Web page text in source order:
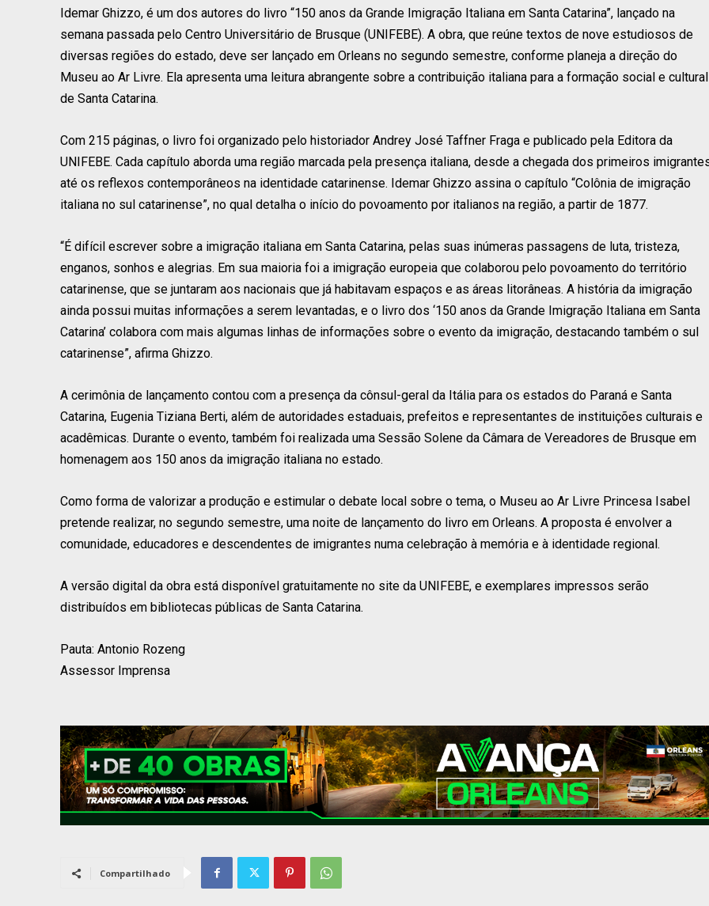
Idemar Ghizzo, é um dos autores do livro “150 anos da Grande Imigração Italiana em Santa Catarina”, lançado na
semana passada pelo Centro Universitário de Brusque (UNIFEBE). A obra, que reúne textos de nove estudiosos de
diversas regiões do estado, deve ser lançado em Orleans no segundo semestre, conforme planeja a direção do
Museu ao Ar Livre. Ela apresenta uma leitura abrangente sobre a contribuição italiana para a formação social e cultural
de Santa Catarina.
Com 215 páginas, o livro foi organizado pelo historiador Andrey José Taffner Fraga e publicado pela Editora da
UNIFEBE. Cada capítulo aborda uma região marcada pela presença italiana, desde a chegada dos primeiros
até os reflexos contemporâneos na identidade catarinense. Idemar Ghizzo assina o capítulo “Colônia de imigração
italiana no sul catarinense”, no qual detalha o início do povoamento por italianos na região, a partir de 1877.
“É difícil escrever sobre a imigração italiana em Santa Catarina, pelas suas inúmeras passagens de luta, tristeza,
enganos, sonhos e alegrias. Em sua maioria foi a imigração europeia que colaborou pelo povoamento do território
catarinense, que se juntaram aos nacionais que já habitavam espaços e as áreas litorâneas. A história da imigração
ainda possui muitas informações a serem levantadas, e o livro dos ‘150 anos da Grande Imigração Italiana em Santa
Catarina’ colabora com mais algumas linhas de informações sobre o evento da imigração, destacando também o sul
catarinense”, afirma Ghizzo.
A cerimônia de lançamento contou com a presença da cônsul-geral da Itália para os estados do Paraná e Santa
Catarina, Eugenia Tiziana Berti, além de autoridades estaduais, prefeitos e representantes de instituições culturais e
acadêmicas. Durante o evento, também foi realizada uma Sessão Solene da Câmara de Vereadores de Brusque em
homenagem aos 150 anos da imigração italiana no estado.
Como forma de valorizar a produção e estimular o debate local sobre o tema, o Museu ao Ar Livre Princesa Isabel
pretende realizar, no segundo semestre, uma noite de lançamento do livro em Orleans. A proposta é envolver a
comunidade, educadores e descendentes de imigrantes numa celebração à memória e à identidade regional.
A versão digital da obra está disponível gratuitamente no site da UNIFEBE, e exemplares impressos serão
distribuídos em bibliotecas públicas de Santa Catarina.
Pauta: Antonio Rozeng
Assessor Imprensa
Compartilhado